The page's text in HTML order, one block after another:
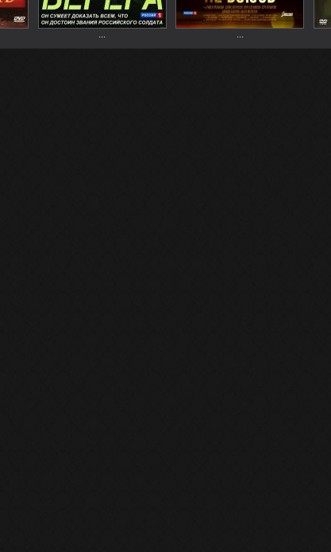
... ...